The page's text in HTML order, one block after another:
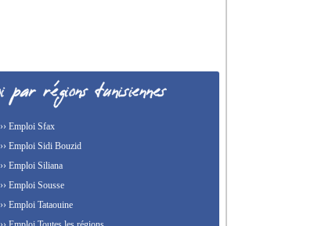
›› Emploi Sfax
›› Emploi Sidi Bouzid
›› Emploi Siliana
›› Emploi Sousse
›› Emploi Tataouine